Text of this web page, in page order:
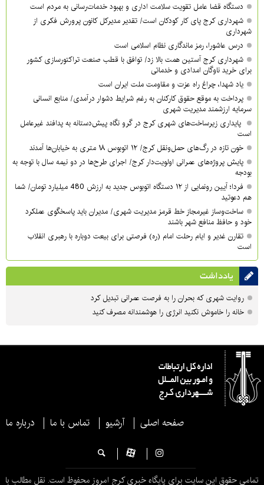
دستگاه قضا عامل تقویت سلامت اداری و بهبود خدمات‌رسانی به مردم است
شهرداری کرج پای کار کودکان است/ تقدیر مدیرکل کانون پرورش فکری از
شهرداری
درس عاشورا، رمز ماندگاری نظام اسلامی است
شهرداری کرج آستین همت بالا زد/ توافق با قطب صنعت تراکتورسازی کشور
برای خرید ناوگان امدادی و خدماتی
یاد شهدا، چراغ راه عزت و مقاومت ملت ایران است
پرداخت به موقع حقوق کارکنان به رغم شرایط دشوار درآمدی/ منابع انسانی
سرمایه ارزشمند مدیریت شهری
پایداری زیرساخت‌های شهری کرج در گرو نگاه پیش‌دستانه به پدافند غیرعامل
است
خون تازه در رگ‌های حمل‌ونقل کرج/ ۱۲ اتوبوس ۱۸ متری به خیابان‌ها آمدند
پایش پروژه‌های عمرانی اولویت‌دار کرج/ اجرای طرح‌ها در دو نیمه سال با توجه به
بودجه
فردا؛ آیین رونمایی از ۱۲ دستگاه اتوبوس جدید به ارزش 480 میلیارد تومان/ شما
هم دعوتید
ساخت‌وساز غیرمجاز خط قرمز مدیریت شهری‌/ مدیران باید پاسخگوی عملکرد
خود و حافظ منافع شهر باشند
تقارن غدیر و ایام رحلت امام (ره) فرصتی برای بیعت دوباره با رهبری انقلاب
است
یادداشت
روایت شهری که بحران را به فرصت عمرانی تبدیل کرد
خانه را خاموش نکنید انرژی را هوشمندانه مصرف کنید
صفحه اصلی آرشیو تماس با ما درباره ما
تمامی حقوق این سایت برای پایگاه خبری کرج امروز محفوظ است. نقل مطالب با